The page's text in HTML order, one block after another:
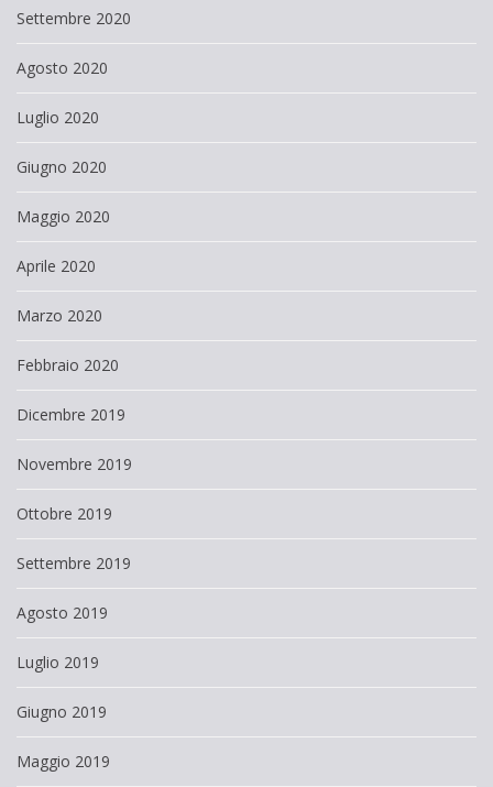
Settembre 2020
Agosto 2020
Luglio 2020
Giugno 2020
Maggio 2020
Aprile 2020
Marzo 2020
Febbraio 2020
Dicembre 2019
Novembre 2019
Ottobre 2019
Settembre 2019
Agosto 2019
Luglio 2019
Giugno 2019
Maggio 2019